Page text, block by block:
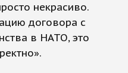
некрасиво.
договора с
в НАТО, это